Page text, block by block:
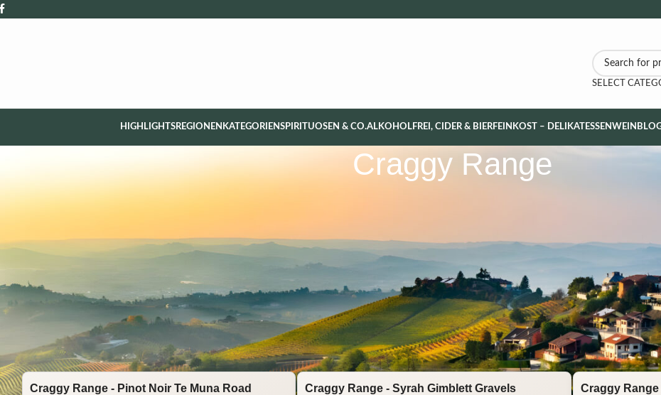
SELECT
HIGHLIGHTSREGIONEN KATEGORIENSPIRITUOSEN & CO.ALKOHOLFREI, CIDER & BIERFEINKOST – DELIKATESSEN
Craggy Range
Neue Welt Neuseeland Show
Craggy Range - Pinot Noir Te Muna Road
Craggy Range - Syrah Gimblett Gravels
Craggy Range